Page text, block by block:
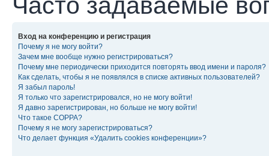
Вход на конференцию и регистрация
Почему я не могу войти?
Зачем мне вообще нужно регистрироваться?
Почему мне периодически приходится повторять ввод имени и пароля?
Как сделать, чтобы я не появлялся в списке активных пользователей?
Я забыл пароль!
Я только что зарегистрировался, но не могу войти!
Я давно зарегистрирован, но больше не могу войти!
Что такое COPPA?
Почему я не могу зарегистрироваться?
Что делает функция «Удалить cookies конференции»?